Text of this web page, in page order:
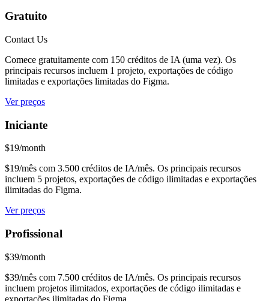
Gratuito
Contact Us
Comece gratuitamente com 150 créditos de IA (uma vez). Os
principais recursos incluem 1 projeto, exportações de código
limitadas e exportações limitadas do Figma.
Ver preços
Iniciante
$19/month
$19/mês com 3.500 créditos de IA/mês. Os principais recursos
incluem 5 projetos, exportações de código ilimitadas e exportações
ilimitadas do Figma.
Ver preços
Profissional
$39/month
$39/mês com 7.500 créditos de IA/mês. Os principais recursos
incluem projetos ilimitados, exportações de código ilimitadas e
exportações ilimitadas do Figma.